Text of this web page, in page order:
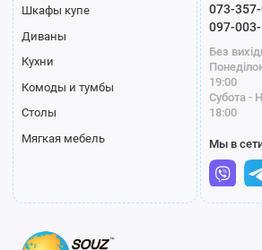
Шкафы купе
Диваны
Кухни
Комоды и тумбы
Столы
Мягкая мебель
073-
097-
Без
19:00
Субота -
18:00
Мы в